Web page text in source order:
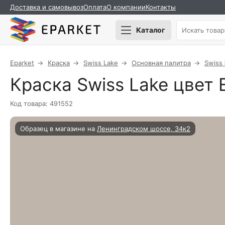
Доставка и самовывозОплатаО компанииКонтакты
Каталог
Eparket Краска Swiss Lake Основная палитра Swiss
Краска Swiss Lake
Код товара: 491552
Образец в магазине на Ленинградском шоссе, 34к2